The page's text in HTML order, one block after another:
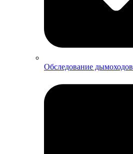
Обследование дымоходов